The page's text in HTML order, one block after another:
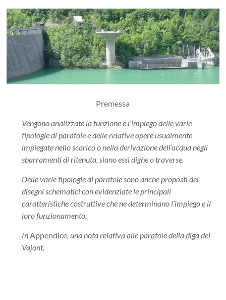
Premessa
Vengono analizzate la funzione e l’impiego delle varie
tipologie di paratoie e delle relative opere usualmente
impiegate nello scarico o nella derivazione dell’acqua negli
sbarramenti di ritenuta, siano essi dighe o traverse.
Delle varie tipologie di paratoie sono anche proposti dei
disegni schematici con evidenziate le principali
caratteristiche costruttive che ne determinano l’impiego e il
loro funzionamento.
InAppendice, una nota relativa alle paratoie della diga del
Vajont.